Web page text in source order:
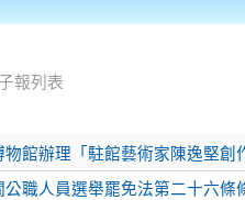
報列表
館辦理「駐館藝術家陳逸堅
職人員選舉罷免法第二十六